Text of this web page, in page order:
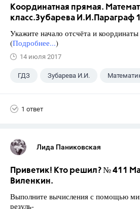
Координатная прямая.
класс.Зубарева И.И.Параграф
Укажите начало отсчёта и
(Подробнее...)
14 июля 2017
ГДЗ Зубарева И.И.
1 ответ
Лида Паниковская
Приветик! Кто решил? № 411
Виленкин.
Выполните вычисления с помощью
резуль-